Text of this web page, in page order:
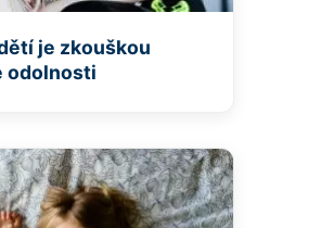
je zkouškou
odolnosti